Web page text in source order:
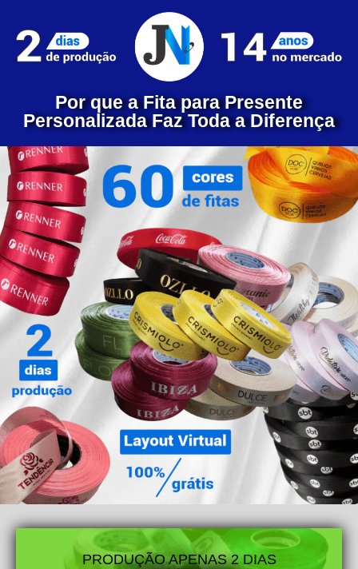
Por que a Fita para Presente
Personalizada Faz Toda a Diferença
PRODUÇÃO APENAS 2 DIAS